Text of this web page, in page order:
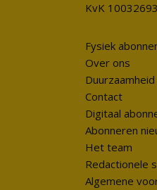
KvK 10032693
Fysiek
Over ons
Contact
Digitaal
Abonneren
Het team
Redactionele
Algemene